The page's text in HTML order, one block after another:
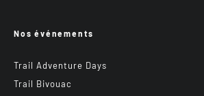
Nos événements
Trail Adventure Days
Trail Bivouac